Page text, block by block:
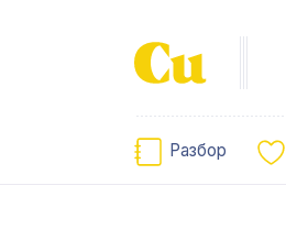
Разбор